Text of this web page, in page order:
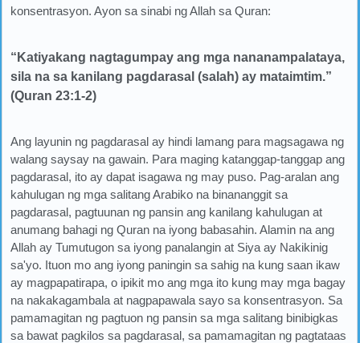
konsentrasyon. Ayon sa sinabi ng Allah sa Quran:
“Katiyakang nagtagumpay ang mga nananampalataya,
sila na sa kanilang pagdarasal (salah) ay mataimtim.”
(Quran 23:1-2)
Ang layunin ng pagdarasal ay hindi lamang para magsagawa ng
walang saysay na gawain. Para maging katanggap-tanggap ang
pagdarasal, ito ay dapat isagawa ng may puso. Pag-aralan ang
kahulugan ng mga salitang Arabiko na binananggit sa
pagdarasal, pagtuunan ng pansin ang kanilang kahulugan at
anumang bahagi ng Quran na iyong babasahin. Alamin na ang
Allah ay Tumutugon sa iyong panalangin at Siya ay Nakikinig
sa'yo. Ituon mo ang iyong paningin sa sahig na kung saan ikaw
ay magpapatirapa, o ipikit mo ang mga ito kung may mga bagay
na nakakagambala at nagpapawala sayo sa konsentrasyon. Sa
pamamagitan ng pagtuon ng pansin sa mga salitang binibigkas
sa bawat pagkilos sa pagdarasal, sa pamamagitan ng pagtataas